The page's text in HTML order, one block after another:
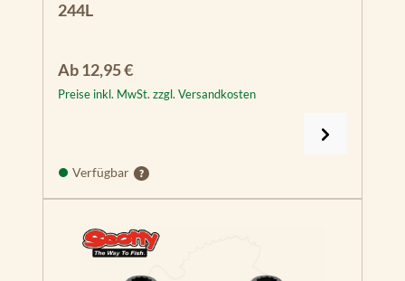
244L
Regulärer Preis:
Ab12,95 €
Preise inkl. MwSt. zzgl. Versandkosten
Verfügbar